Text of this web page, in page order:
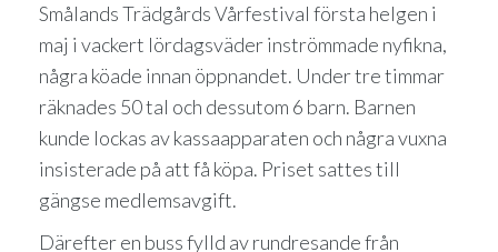
Smålands Trädgårds Vårfestival första helgen i
maj i vackert lördagsväder inströmmade nyfikna,
några köade innan öppnandet. Under tre timmar
räknades 50 tal och dessutom 6 barn. Barnen
kunde lockas av kassaapparaten och några vuxna
insisterade på att få köpa. Priset sattes till
gängse medlemsavgift.
Därefter en buss fylld av rundresande från